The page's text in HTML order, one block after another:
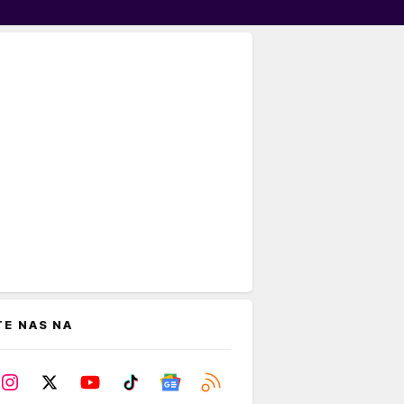
NAS NA